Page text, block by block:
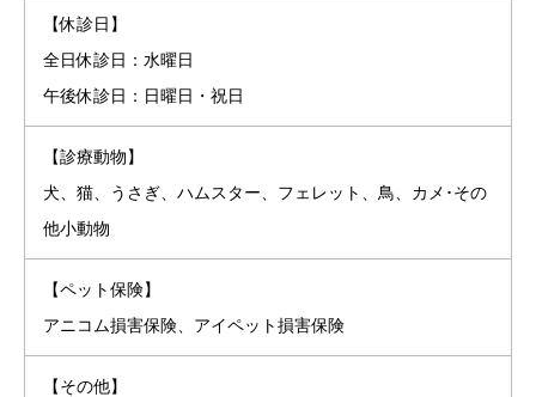
【休診日】
全日休診日：水曜日
午後休診日：日曜日・祝日
【診療動物】
犬、猫、うさぎ、ハムスター、フェレット、鳥、カメ･その
他小動物
【ペット保険】
アニコム損害保険、アイペット損害保険
【その他】